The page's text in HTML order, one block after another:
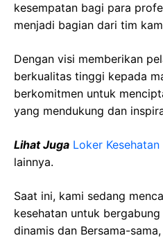
kesempatan bagi para
menjadi bagian dari tim
Dengan visi memberikan
berkualitas tinggi kepada
berkomitmen untuk
yang mendukung dan
Lihat Juga Loker
lainnya.
Saat ini, kami sedang
kesehatan untuk
dinamis dan Bersama-